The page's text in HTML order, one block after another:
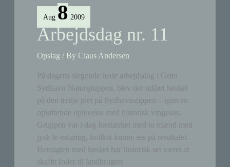
Aug 8 2009
Arbejdsdag nr. 11
Opslag / ByClaus Andersen
På dagens stegende hede arbejdsdag i Grøn
Sydhavn Naturgruppen, blev der udført høslæt
på den tredje plet på Sydhavnstippen – igen en
opløftende oplevelse med historisk vingesus.
Gruppen var i dag forstærket med to mænd med
jysk le-erfaring, hvilket kunne ses på resultatet.
Hensigten med høslæt har historisk set været at
skaffe foder til landbrugets